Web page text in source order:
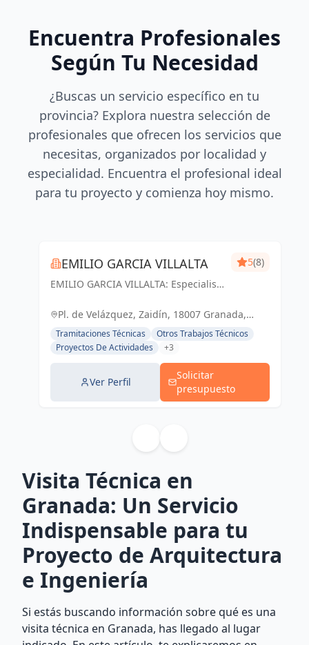
Encuentra Profesionales
Según Tu Necesidad
¿Buscas un servicio específico en tu
provincia? Explora nuestra selección de
profesionales que ofrecen los servicios que
necesitas, organizados por localidad y
especialidad. Encuentra el profesional ideal
para tu proyecto y comienza hoy mismo.
EMILIO GARCIA VILLALTA
EMILIO GARCIA VILLALTA: Especialista
Apertura Express
5(8)
Pl. de Velázquez, Zaidín, 18007 Granada,
España, España
Tramitaciones Técnicas
Otros Trabajos Técnicos
Proyectos De Actividades
+3
Ver Perfil
Solicitar
presupuesto
Visita Técnica en
Granada: Un Servicio
Indispensable para tu
Proyecto de Arquitectura
e Ingeniería
Si estás buscando información sobre qué es una
visita técnica en Granada, has llegado al lugar